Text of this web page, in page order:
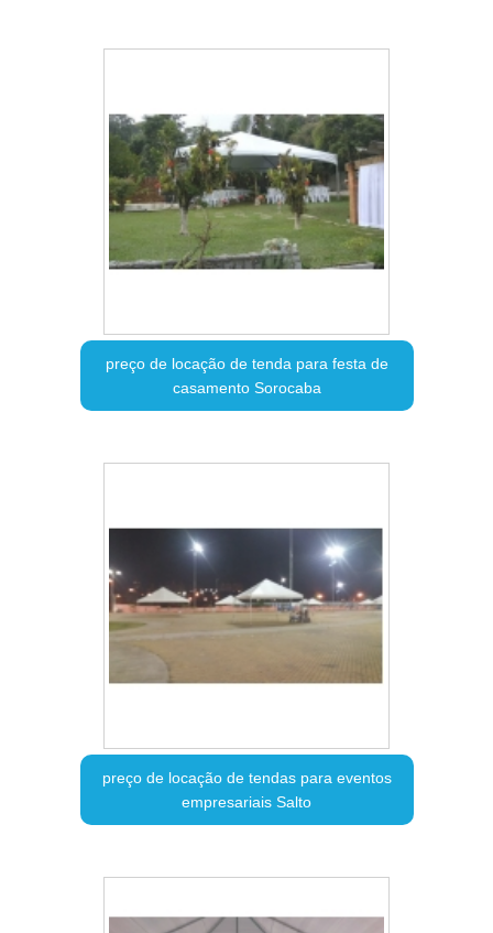
preço de locação de tenda para festa de
casamento Sorocaba
preço de locação de tendas para eventos
empresariais Salto